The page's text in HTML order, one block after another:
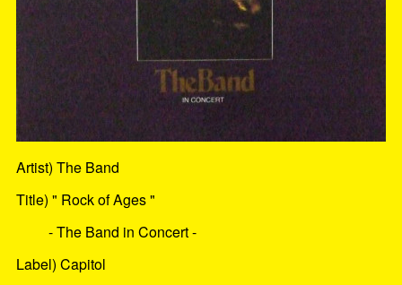
Artist) The Band
Title) " Rock of Ages "
- The Band in Concert -
Label) Capitol